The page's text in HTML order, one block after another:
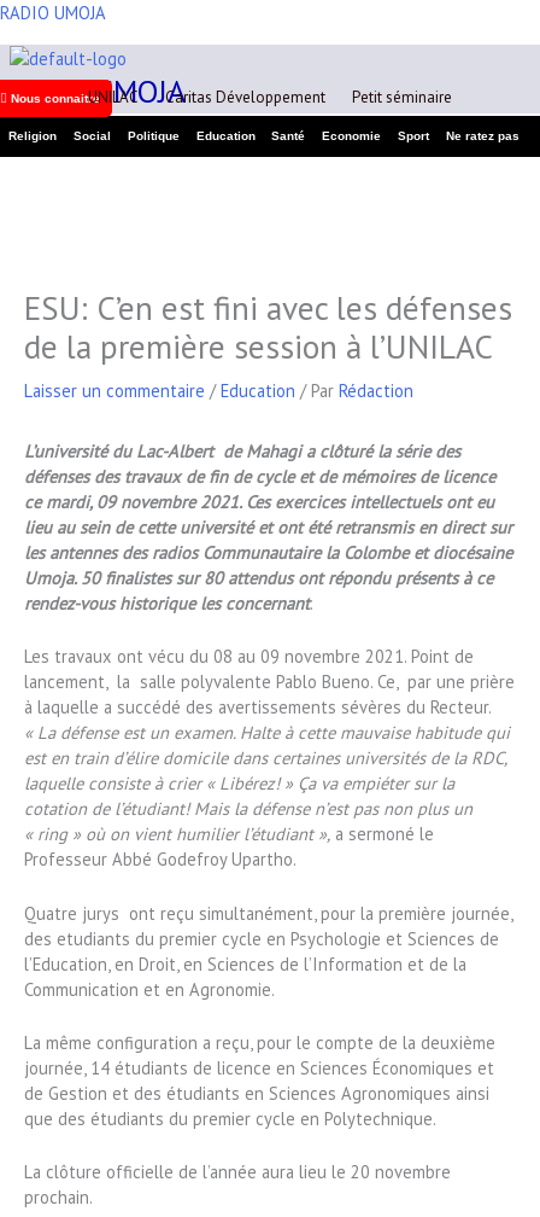
Aller
contenu
RADIO UMOJA
RADIO UMOJA
Nous connaitreUNILAC Caritas Développement Petit séminaire
Religion Social Politique Education Santé Economie Sport Ne ratez pas
ESU: C’en est fini avec les défenses
de la première session à l’UNILAC
Laisser un commentaire /Education / Par Rédaction
L’université du Lac-Albert de Mahagi a clôturé la série des
défenses des travaux de fin de cycle et de mémoires de licence
ce mardi, 09 novembre 2021. Ces exercices intellectuels ont eu
lieu au sein de cette université et ont été retransmis en direct sur
les antennes des radios Communautaire la Colombe et diocésaine
Umoja. 50 finalistes sur 80 attendus ont répondu présents à ce
rendez-vous historique lesconcernant.
Les travaux ont vécu du 08 au 09 novembre 2021. Point de
lancement, la salle polyvalente Pablo Bueno. Ce, par une prière
à laquelle a succédé des avertissements sévères du Recteur.
« La défense est un examen. Halte à cette mauvaise habitude qui
est en train d’élire domicile dans certaines universités de la RDC,
laquelle consiste à crier « Libérez! » Ça va empiéter sur la
cotation de l’étudiant! Mais la défense n’est pas non plus un
« ring » où on vient humilier l’étudiant », a sermoné le
Professeur Abbé Godefroy Upartho.
Quatre jurys ont reçu simultanément, pour la première journée,
des etudiants du premier cycle en Psychologie et Sciences de
l’Education, en Droit, en Sciences de l’Information et de la
Communication et en Agronomie.
La même configuration a reçu, pour le compte de la deuxième
journée, 14 étudiants de licence en Sciences Économiques et
de Gestion et des étudiants en Sciences Agronomiques ainsi
que des étudiants du premier cycle en Polytechnique.
La clôture officielle de l’année aura lieu le 20 novembre
prochain.
A
r
c
h
i